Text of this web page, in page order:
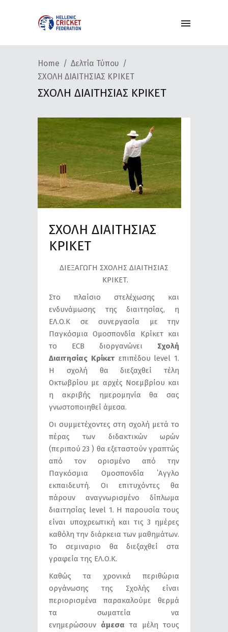
Home
Δελτία Τύπου
ΣΧΟΛΗ ΔΙΑΙΤΗΣΙΑΣ ΚΡΙΚΕΤ
ΣΧΟΛΗ ΔΙΑΙΤΗΣΙΑΣ ΚΡΙΚΕΤ
ΣΧΟΛΗ ΔΙΑΙΤΗΣΙΑΣ
ΚΡΙΚΕΤ
ΔΙΕΞΑΓΩΓΗ ΣΧΟΛΗΣ ΔΙΑΙΤΗΣΙΑΣ
ΚΡΙΚΕΤ.
Στο πλαίσιο στελέχωσης και
ενδυνάμωσης της διαιτησίας, η
ΕΛ.Ο.Κ σε συνεργασία με την
Παγκόσμια Ομοσπονδία Κρίκετ και
το ECB διοργανώνει Σχολή
Διαιτησίας Κρίκετ επιπέδου level 1.
H σχολή θα διεξαχθεί τέλη
Οκτωβρίου με αρχές Νοεμβρίου και
η ακριβής ημερομηνία θα σας
γνωστοποιηθεί άμεσα.
Οι συμμετέχοντες στη σχολή μετά το
πέρας των διδακτικών ωρών
(περιπού 23 ) θα εξεταστούν γραπτώς
από τον ορισμένο από την
Παγκόσμια Ομοσπονδία ΄Αγγλο
εκπαιδευτή. Οι επιτυχόντες θα
πάρουν αναγνωρισμένο δίπλωμα
διαιτησίας level 1. Η παρουσία τους
είναι υποχρεωτική και τις 3 ημέρες
καθόλη την διάρκεια των μαθημάτων.
Το σεμιναριο θα διεξαχθεί στα
γραφεία της ΕΛ.Ο.Κ.
Καθώς τα χρονικά περιθώρια
οργάνωσης της Σχολής είναι
περιορισμένα παρακαλούμε θερμά
τα σωματεία να
ενημερώσουν άμεσα τα μέλη τους